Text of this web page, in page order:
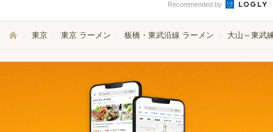
Recommended by
東京 東京 ラーメン 板橋・東武沿線 ラーメン 大山～東武